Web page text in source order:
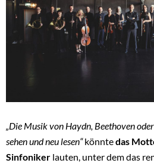
„Die Musikvon Haydn, Beethoven
sehen und neu lesen“könntedas
Sinfoniker lauten, unter dem das